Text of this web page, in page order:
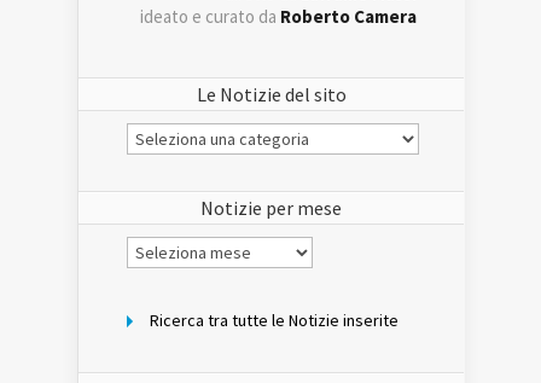
ideato e curato da Roberto Camera
Le Notizie del sito
Le
Notizie
Notizie per mese
Notizie
per
Ricerca tra tutte le Notizie inserite